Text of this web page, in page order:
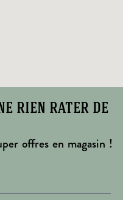
rien rater de
offres en magasin !